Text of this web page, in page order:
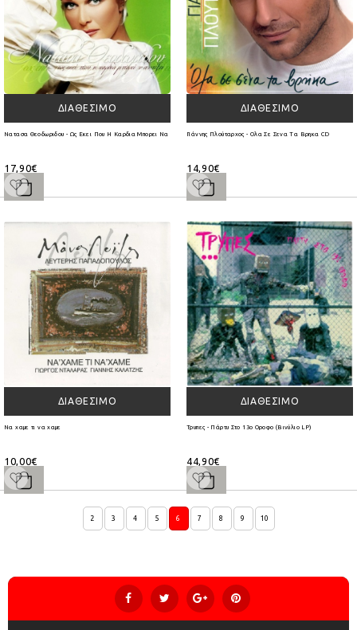
ΔΙΑΘΈΣΙΜΟ
Νατασα Θεοδωριδου - Ως Εκει Που Η Καρδια Μπορει Να Αντεξε
17,90€
ΔΙΑΘΈΣΙΜΟ
Γιάννης Πλούταρχος - Ολα Σε Σενα Τα Βρηκα CD
14,90€
ΔΙΑΘΈΣΙΜΟ
Να χαμε τι να χαμε
10,00€
ΔΙΑΘΈΣΙΜΟ
Τρυπες - Πάρτυ Στο 13ο Οροφο (Βινύλιο LP)
44,90€
2 3 4 5 6 7 8 9 10